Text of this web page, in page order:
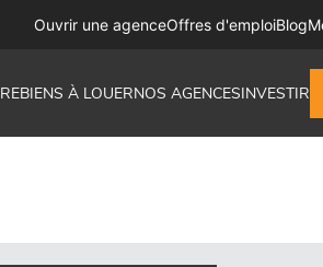
Ouvrir une agenceOffres d'emploiBlog
BIENS À LOUERNOS AGENCESINVESTIR